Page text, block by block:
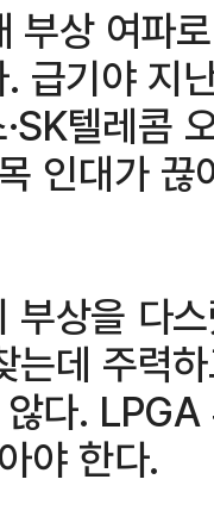
상 여파
. 급기야
텔레콤
인대가
부상을 다
는데 주력
다.
야 한다.